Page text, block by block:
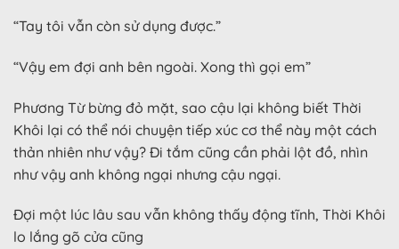
“Tay tôi vẫn còn sử dụng được.”
“Vậy em đợi anh bên ngoài. Xong thì gọi em”
Phương Từ bừng đỏ mặt, sao cậu lại không biết Thời
Khôi lại có thể nói chuyện tiếp xúc cơ thể này một cách
thản nhiên như vậy? Đi tắm cũng cần phải lột đồ, nhìn
như vậy anh không ngại nhưng cậu ngại.
Đợi một lúc lâu sau vẫn không thấy động tĩnh, Thời Khôi
lo lắng gõ cửa cũng